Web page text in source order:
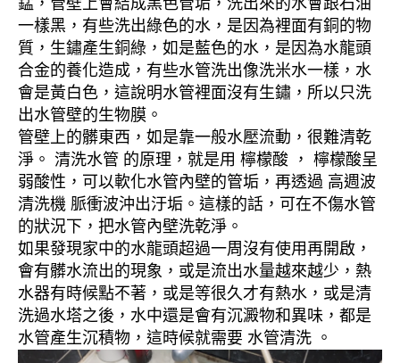
錳，管壁上會結成黑色管垢，洗出來的水會跟石油
一樣黑，有些洗出綠色的水，是因為裡面有銅的物
質，生鏽產生銅綠，如是藍色的水，是因為水龍頭
合金的養化造成，有些水管洗出像洗米水一樣，水
會是黃白色，這說明水管裡面沒有生鏽，所以只洗
出水管壁的生物膜。
管壁上的髒東西，如是靠一般水壓流動，很難清乾
淨。 清洗水管 的原理，就是用 檸檬酸 ， 檸檬酸呈
弱酸性，可以軟化水管內壁的管垢，再透過 高週波
清洗機 脈衝波沖出汙垢。這樣的話，可在不傷水管
的狀況下，把水管內壁洗乾淨。
如果發現家中的水龍頭超過一周沒有使用再開啟，
會有髒水流出的現象，或是流出水量越來越少，熱
水器有時候點不著，或是等很久才有熱水，或是清
洗過水塔之後，水中還是會有沉澱物和異味，都是
水管產生沉積物，這時候就需要 水管清洗 。